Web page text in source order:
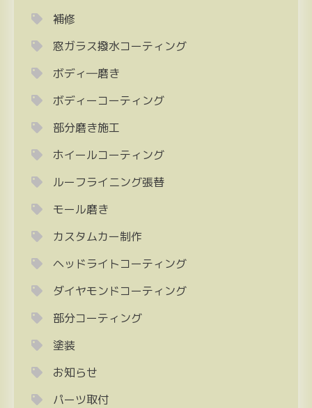
補修
窓ガラス撥水コーティング
ボディ―磨き
ボディーコーティング
部分磨き施工
ホイールコーティング
ルーフライニング張替
モール磨き
カスタムカー制作
ヘッドライトコーティング
ダイヤモンドコーティング
部分コーティング
塗装
お知らせ
パーツ取付